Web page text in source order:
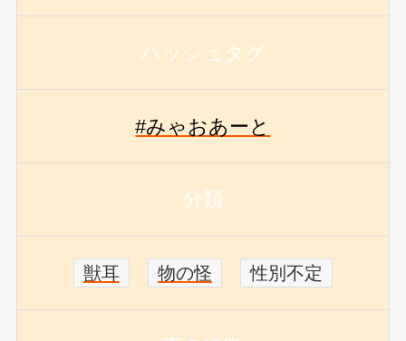
ハッシュタグ
#みゃおあーと
分類
獣耳 物の怪 性別不定